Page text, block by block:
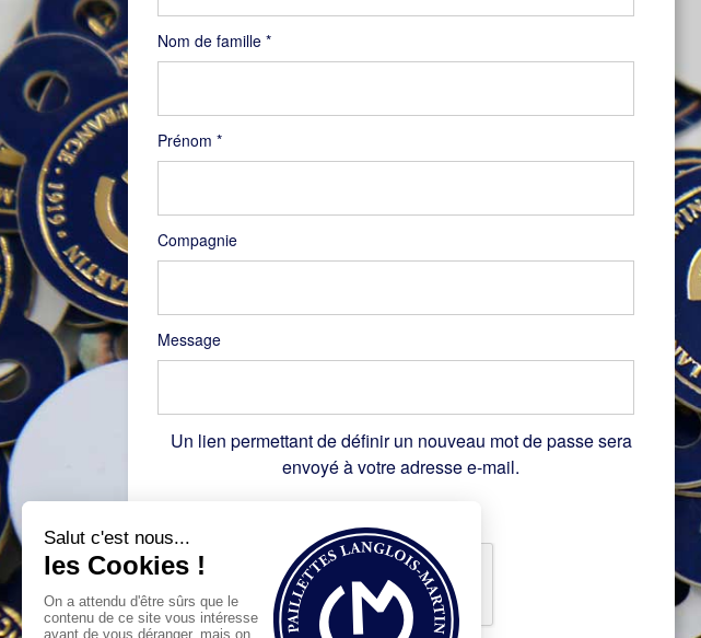
Nom de famille *
Prénom *
Compagnie
Message
Un lien permettant de définir un nouveau mot de passe sera
envoyé à votre adresse e-mail.